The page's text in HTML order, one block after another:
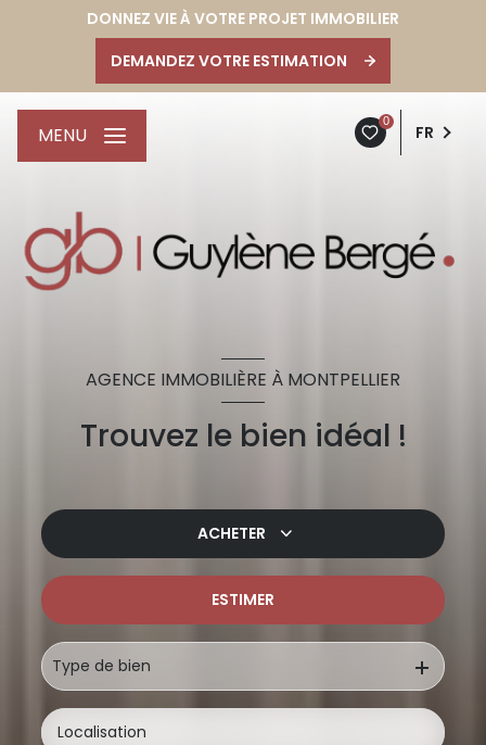
DONNEZ VIE À VOTRE PROJET IMMOBILIER
DEMANDEZ VOTRE ESTIMATION
0
FR
MENU
AGENCE IMMOBILIÈRE À MONTPELLIER
Trouvez le bien idéal !
ACHETER
De l'immo pro
ESTIMER
Type de bien